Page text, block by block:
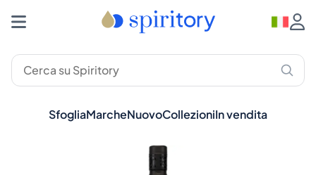
SfogliaMarcheNuovoCollezioniIn vendita